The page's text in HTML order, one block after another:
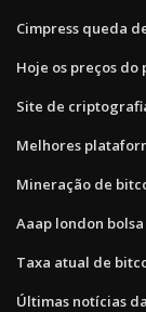
Cimpress queda
Hoje os preços
Site de
Melhores
Mineração de
Aaap london
Taxa atual de
Últimas notícias